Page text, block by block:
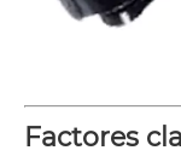
Factores